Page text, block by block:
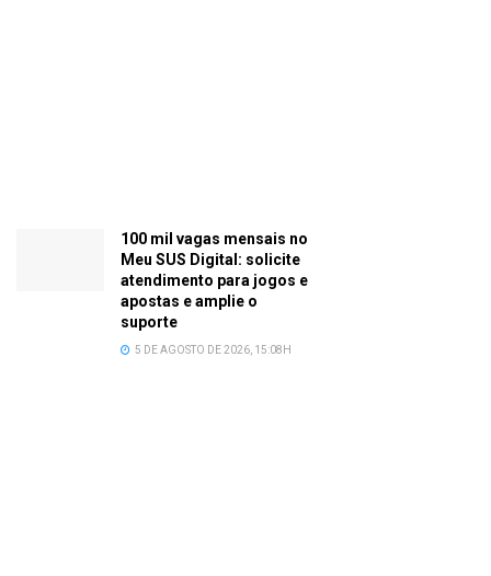
100 mil vagas mensais no
Meu SUS Digital: solicite
atendimento para jogos e
apostas e amplie o
suporte
5 DE AGOSTO DE 2026, 15:08H